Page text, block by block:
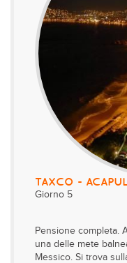
TAXCO -
Giorno 5
Pensione completa.
una delle mete
Messico. Si trova